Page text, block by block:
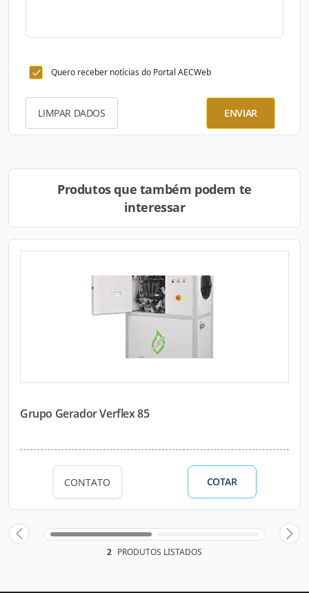
Quero receber notícias do Portal AECWeb
LIMPAR DADOS ENVIAR
Produtos que também podem te
interessar
Grupo Gerador Verflex 85
CONTATO COTAR
2 PRODUTOS LISTADOS